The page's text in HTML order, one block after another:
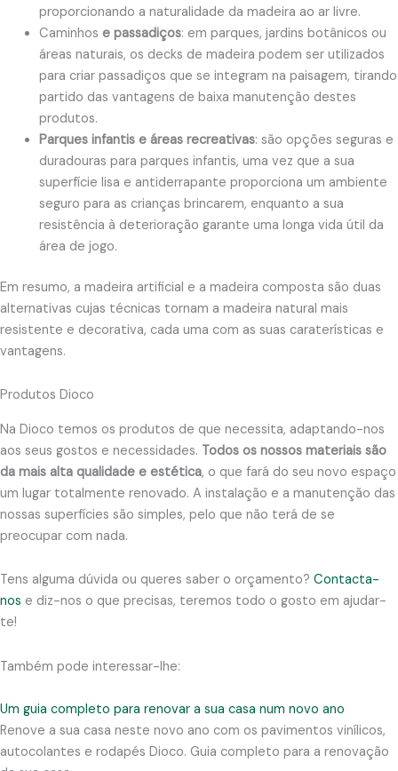
proporcionando a naturalidade da madeira ao ar livre.
Caminhos e passadiços: em parques, jardins botânicos ou
áreas naturais, os decks de madeira podem ser utilizados
para criar passadiços que se integram na paisagem, tirando
partido das vantagens de baixa manutenção destes
produtos.
Parques infantis e áreas recreativas: são opções seguras e
duradouras para parques infantis, uma vez que a sua
superfície lisa e antiderrapante proporciona um ambiente
seguro para as crianças brincarem, enquanto a sua
resistência à deterioração garante uma longa vida útil da
área de jogo.
Em resumo, a madeira artificial e a madeira composta são duas
alternativas cujas técnicas tornam a madeira natural mais
resistente e decorativa, cada uma com as suas caraterísticas e
vantagens.
Produtos Dioco
Na Dioco temos os produtos de que necessita, adaptando-nos
aos seus gostos e necessidades. Todos os nossos materiais são
da mais alta qualidade e estética, o que fará do seu novo espaço
um lugar totalmente renovado. A instalação e a manutenção das
nossas superfícies são simples, pelo que não terá de se
preocupar com nada.
Tens alguma dúvida ou queres saber o orçamento? Contacta-
nos e diz-nos o que precisas, teremos todo o gosto em ajudar-
te!
Também pode interessar-lhe:
Um guia completo para renovar a sua casa num novo ano
Renove a sua casa neste novo ano com os pavimentos vinílicos,
autocolantes e rodapés Dioco. Guia completo para a renovação